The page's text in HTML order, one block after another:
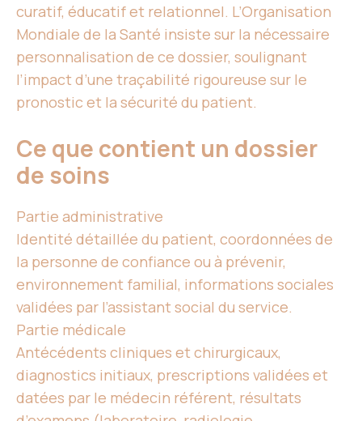
curatif, éducatif et relationnel. L’Organisation
Mondiale de la Santé insiste sur la nécessaire
personnalisation de ce dossier, soulignant
l’impact d’une traçabilité rigoureuse sur le
pronostic et la sécurité du patient.
Ce que contient un dossier
de soins
Partie administrative
Identité détaillée du patient, coordonnées de
la personne de confiance ou à prévenir,
environnement familial, informations sociales
validées par l’assistant social du service.
Partie médicale
Antécédents cliniques et chirurgicaux,
diagnostics initiaux, prescriptions validées et
datées par le médecin référent, résultats